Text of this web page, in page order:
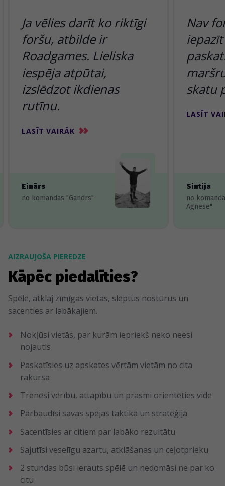
Ja vēlies darīt ko riktīgi
foršu, atbilde ir
Roadgames. Lieliska
iespēja atpūtai,
izslēdzot ikdienas
rutīnu.
LASĪT VAIRĀK
Einārs
no komandas "Gandrs"
Nav
skatu
LASĪT
Sintija
no
Agnese"
AIZRAUJOŠA PIEREDZE
Kāpēc piedalīties?
Spēlē, atklāj zīmīgas vietas, slēptus nostūrus un
sacenties ar labākajiem.
Nokļūsi vietās, par kurām iepriekš neko neesi
nojautis
Paskatīsies uz apskates vērtām vietām no cita
rakursa
Trenēsi vērību, attapību un prasmi orientēties vidē
Pārbaudīsi savas spējas taktikā un stratēģijā
Sacentīsies ar citiem par labāko rezultātu
Sajutīsi veselīgu azartu, atklāšanas un ceļotprieku
2 stundas būsi ierauts spēlē un nedomāsi ne par ko
citu